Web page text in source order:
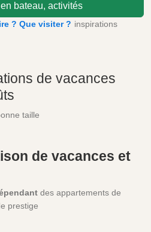
bateau, activités
? Que visiter ? inspirations
de vacances
taille
de vacances et
des appartements de
prestige